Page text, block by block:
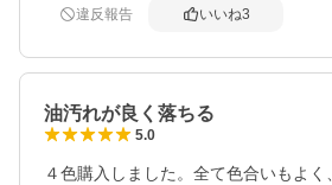
違反報告 いいね3
油汚れが良く落ちる
5.0
４色購入しました。全て色合いもよ